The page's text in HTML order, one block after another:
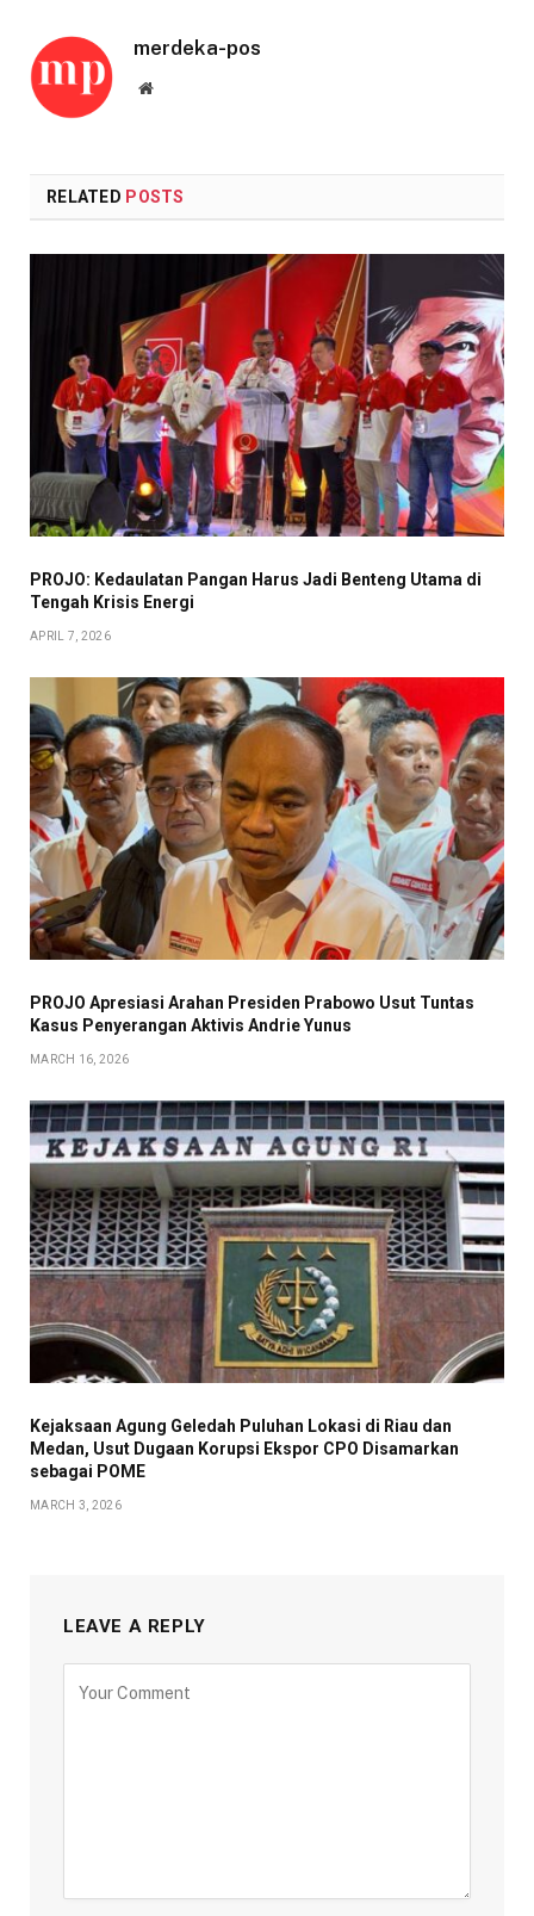
merdeka-pos
Website
RELATED POSTS
PROJO: Kedaulatan Pangan Harus Jadi Benteng Utama di
Tengah Krisis Energi
APRIL 7, 2026
PROJO Apresiasi Arahan Presiden Prabowo Usut Tuntas
Kasus Penyerangan Aktivis Andrie Yunus
MARCH 16, 2026
Kejaksaan Agung Geledah Puluhan Lokasi di Riau dan
Medan, Usut Dugaan Korupsi Ekspor CPO Disamarkan
sebagai POME
MARCH 3, 2026
LEAVE A REPLY